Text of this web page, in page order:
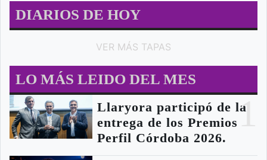
DIARIOS DE HOY
VER MÁS TAPAS
LO MÁS LEIDO DEL MES
1
Llaryora participó de la
entrega de los Premios
Perfil Córdoba 2026.